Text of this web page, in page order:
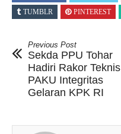
TUMBLR
PINTEREST
Previous Post
Sekda PPU Tohar
Hadiri Rakor Teknis
PAKU Integritas
Gelaran KPK RI